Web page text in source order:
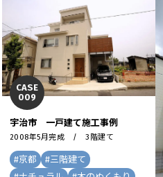
CASE
009
宇治市 一戸建て施工事例
2008年5月完成 / 3階建て
#京都 #三階建て